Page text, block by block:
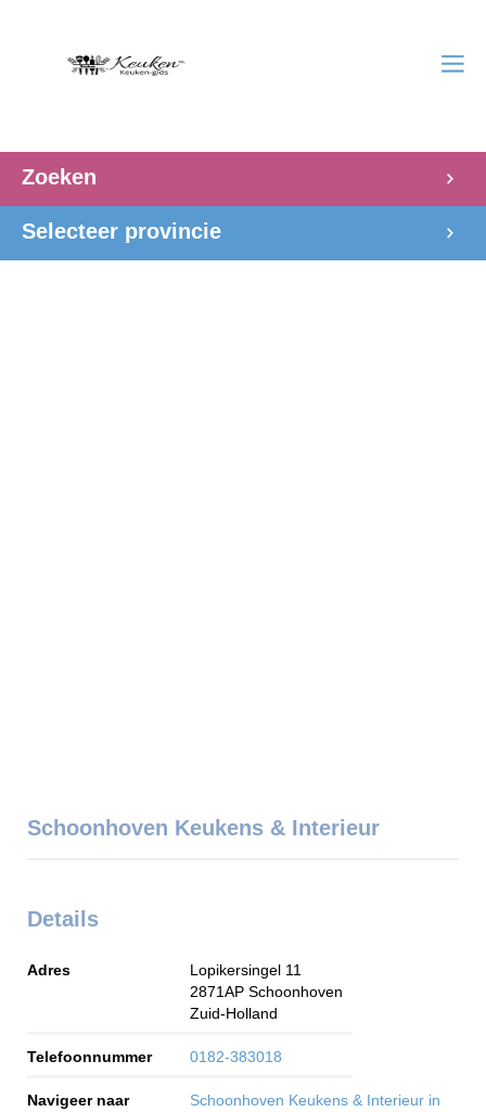
Zoeken
Selecteer provincie
Schoonhoven Keukens & Interieur
Details
Adres
Lopikersingel 11
2871AP Schoonhoven
Zuid-Holland
Telefoonnummer 0182-383018
Navigeer naar
Schoonhoven Keukens & Interieur in